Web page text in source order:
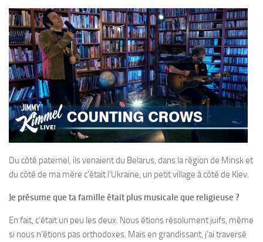
Du côté paternel, ils venaient du Belarus, dans la région de Minsk et
du côté de ma mère c’était l’Ukraine, un petit village à côté de Kiev.
Je présume que ta famille était plus musicale que religieuse ?
En fait, c’était un peu les deux. Nous étions résolument juifs, même
si nous n’étions pas orthodoxes. Mais en grandissant, j’ai traversé